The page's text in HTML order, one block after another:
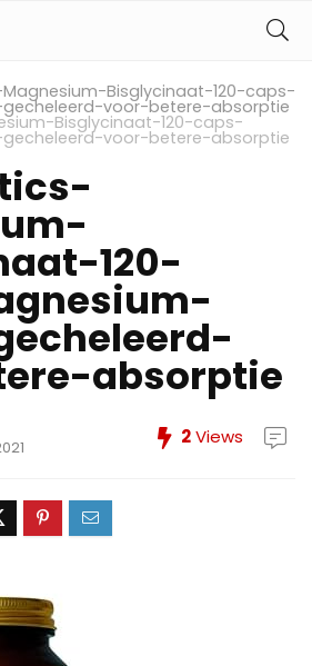
Bisglycinaat-120-caps-
voor-betere-absorptie
Bisglycinaat-120-caps-
voor-betere-absorptie
120-
absorptie
2Views